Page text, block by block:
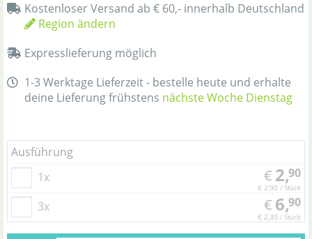
Kostenloser Versand ab € 60,- innerhalb Deutschland
Region ändern
Expresslieferung möglich
1-3 Werktage Lieferzeit - bestelle heute und erhalte
deine Lieferung frühstens nächste Woche Dienstag
Ausführung
1x
€ 2,90
€ 2,90 / Stück
3x € 6,90
€ 2,30 / Stück